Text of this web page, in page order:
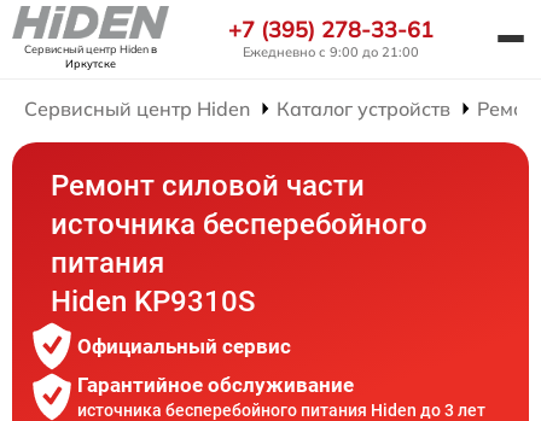
Сервисный центр Hidenв
Иркутске
+7 (395) 278-33-61
Ежедневно с 9:00 до 21:00
Сервисный центр Hiden Каталог устройств
Ремонт силовой части
источника бесперебойного
питания
Hiden KP9310S
Официальный сервис
Гарантийное обслуживание
источника бесперебойного питания Hiden до 3 лет